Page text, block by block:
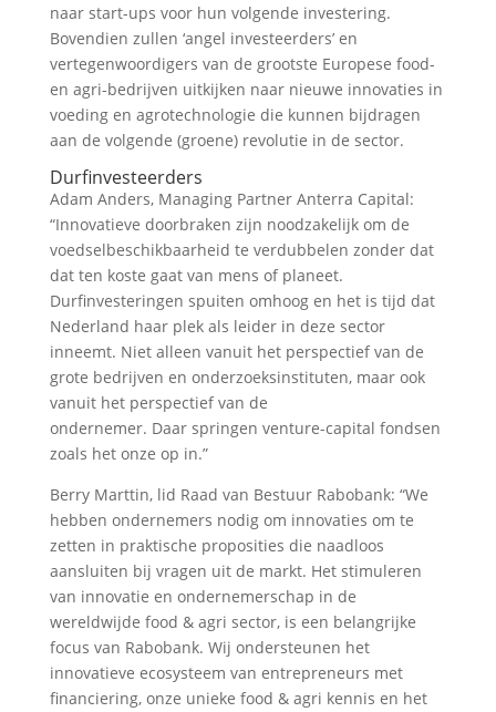
naar start-ups voor hun volgende investering.
Bovendien zullen ‘angel investeerders’ en
vertegenwoordigers van de grootste Europese food-
en agri-bedrijven uitkijken naar nieuwe innovaties in
voeding en agrotechnologie die kunnen bijdragen
aan de volgende (groene) revolutie in de sector.
Durfinvesteerders
Adam Anders, Managing Partner Anterra Capital:
“Innovatieve doorbraken zijn noodzakelijk om de
voedselbeschikbaarheid te verdubbelen zonder dat
dat ten koste gaat van mens of planeet.
Durfinvesteringen spuiten omhoog en het is tijd dat
Nederland haar plek als leider in deze sector
inneemt. Niet alleen vanuit het perspectief van de
grote bedrijven en onderzoeksinstituten, maar ook
vanuit het perspectief van de
ondernemer. Daar springen venture-capital fondsen
zoals het onze op in.”
Berry Marttin, lid Raad van Bestuur Rabobank: “We
hebben ondernemers nodig om innovaties om te
zetten in praktische proposities die naadloos
aansluiten bij vragen uit de markt. Het stimuleren
van innovatie en ondernemerschap in de
wereldwijde food & agri sector, is een belangrijke
focus van Rabobank. Wij ondersteunen het
innovatieve ecosysteem van entrepreneurs met
financiering, onze unieke food & agri kennis en het